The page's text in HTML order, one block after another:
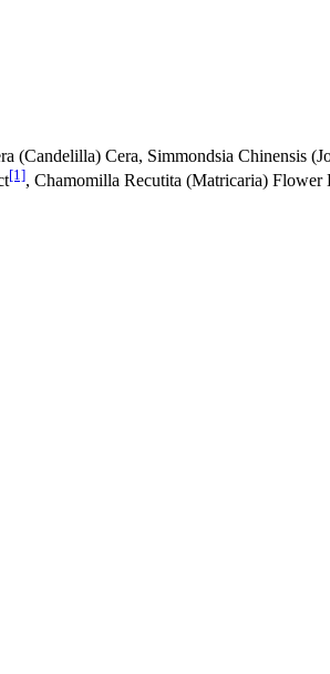
(Candelilla) Cera, Simmondsia Chinensis
[1], Chamomilla Recutita (Matricaria) Flower